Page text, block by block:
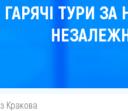
ГАРЯЧІ ТУРИ
з Кракова